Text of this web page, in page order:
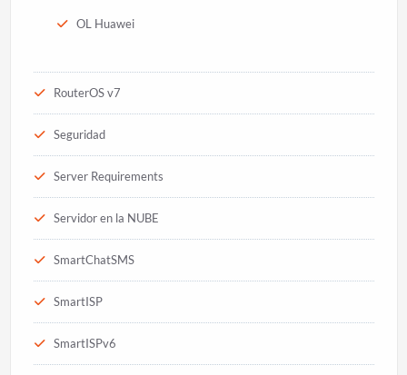
OL Huawei
RouterOS v7
Seguridad
Server Requirements
Servidor en la NUBE
SmartChatSMS
SmartISP
SmartISPv6